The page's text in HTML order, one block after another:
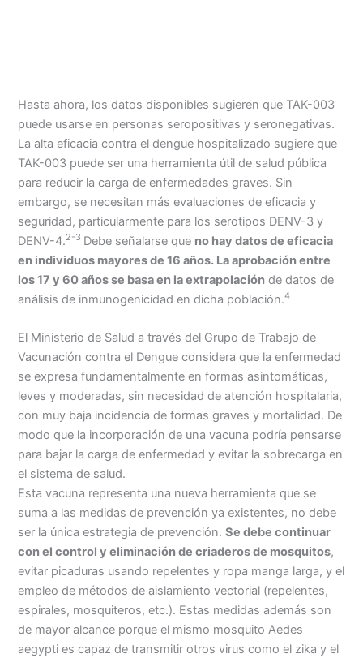
Hasta ahora, los datos disponibles sugieren que TAK-003
puede usarse en personas seropositivas y seronegativas.
La alta eficacia contra el dengue hospitalizado sugiere que
TAK-003 puede ser una herramienta útil de salud pública
para reducir la carga de enfermedades graves. Sin
embargo, se necesitan más evaluaciones de eficacia y
seguridad, particularmente para los serotipos DENV-3 y
DENV-4.2-3 Debe señalarse que no hay datos de eficacia
en individuos mayores de 16 años. La aprobación entre
los 17 y 60 años se basa en la extrapolación de datos de
análisis de inmunogenicidad en dicha población.4
El Ministerio de Salud a través del Grupo de Trabajo de
Vacunación contra el Dengue considera que la enfermedad
se expresa fundamentalmente en formas asintomáticas,
leves y moderadas, sin necesidad de atención hospitalaria,
con muy baja incidencia de formas graves y mortalidad. De
modo que la incorporación de una vacuna podría pensarse
para bajar la carga de enfermedad y evitar la sobrecarga en
el sistema de salud.
Esta vacuna representa una nueva herramienta que se
suma a las medidas de prevención ya existentes, no debe
ser la única estrategia de prevención.Se debe continuar
con el control y eliminación de criaderos de mosquitos,
evitar picaduras usando repelentes y ropa manga larga, y el
empleo de métodos de aislamiento vectorial (repelentes,
espirales, mosquiteros, etc.). Estas medidas además son
de mayor alcance porque el mismo mosquito Aedes
aegypti es capaz de transmitir otros virus como el zika y el